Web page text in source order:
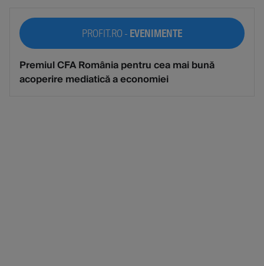
PROFIT.RO - EVENIMENTE
Premiul CFA România pentru cea mai bună
acoperire mediatică a economiei